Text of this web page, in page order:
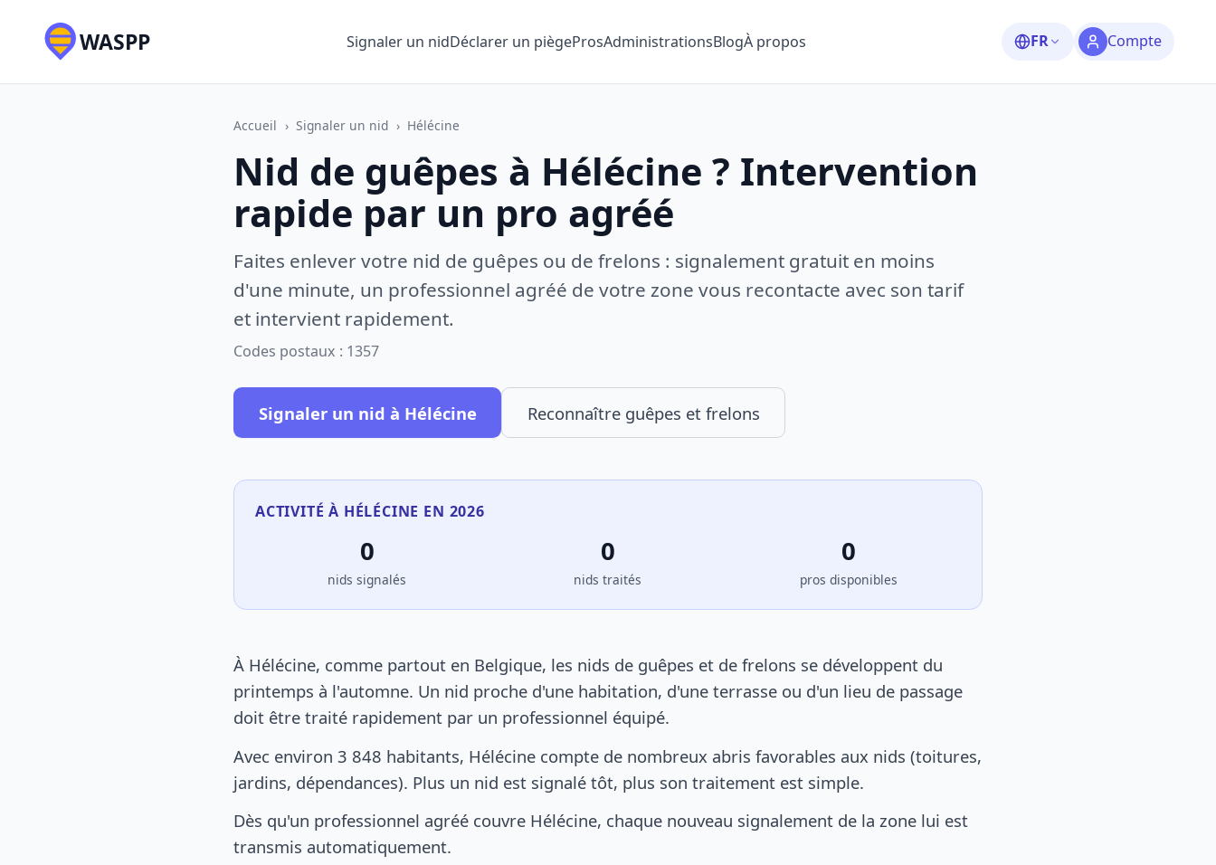
WASPP Signaler un nidDéclarer un piègeProsAdministrationsBlogÀ propos FR Compte
Accueil › Signaler un nid › Hélécine
Nid de guêpes à Hélécine ? Intervention
rapide par un pro agréé
Faites enlever votre nid de guêpes ou de frelons : signalement gratuit en moins
d'une minute, un professionnel agréé de votre zone vous recontacte avec son tarif
et intervient rapidement.
Codes postaux : 1357
Signaler un nid à Hélécine Reconnaître guêpes et frelons
ACTIVITÉ À HÉLÉCINE EN 2026
0
nids signalés
0
nids traités
0
pros disponibles
À Hélécine, comme partout en Belgique, les nids de guêpes et de frelons se développent du
printemps à l'automne. Un nid proche d'une habitation, d'une terrasse ou d'un lieu de passage
doit être traité rapidement par un professionnel équipé.
Avec environ 3 848 habitants, Hélécine compte de nombreux abris favorables aux nids (toitures,
jardins, dépendances). Plus un nid est signalé tôt, plus son traitement est simple.
Dès qu'un professionnel agréé couvre Hélécine, chaque nouveau signalement de la zone lui est
transmis automatiquement.